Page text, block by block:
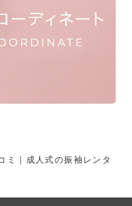
ミ｜成人式の振袖レンタ